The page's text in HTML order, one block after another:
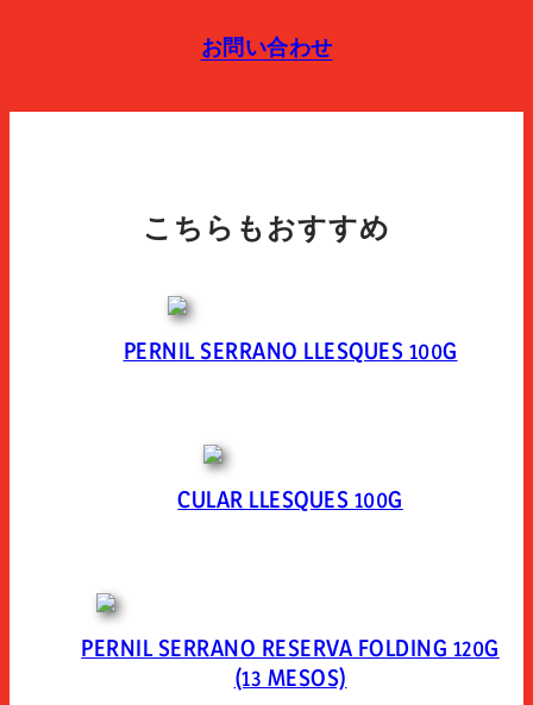
Packed in a protective atmosphere. mixed gases:
お問い合わせ
こちらもおすすめ
PERNIL SERRANO LLESQUES 100G
CULAR LLESQUES 100G
PERNIL SERRANO RESERVA FOLDING 120G
(13 MESOS)